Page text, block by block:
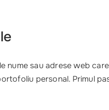
nume sau adrese web
personal. Primul